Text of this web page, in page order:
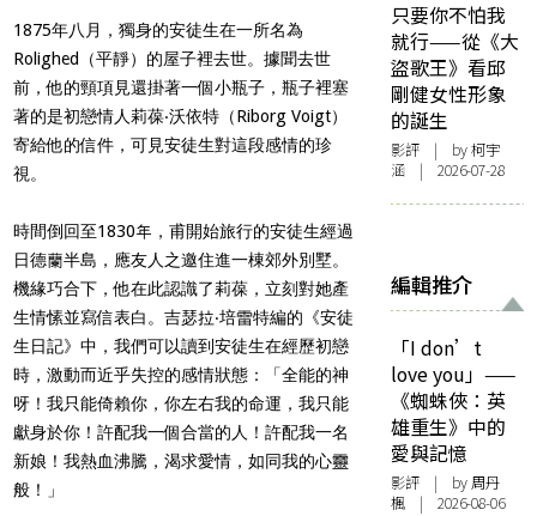
1875年八月，獨身的安徒生在一所名為
Rolighed（平靜）的屋子裡去世。據聞去世
前，他的頸項見還掛著一個小瓶子，瓶子裡塞
著的是初戀情人莉葆‧沃依特（Riborg Voigt）
寄給他的信件，可見安徒生對這段感情的珍
視。
時間倒回至1830年，甫開始旅行的安徒生經過
日德蘭半島，應友人之邀住進一棟郊外別墅。
機緣巧合下，他在此認識了莉葆，立刻對她產
生情愫並寫信表白。吉瑟拉‧培雷特編的《安徒
生日記》中，我們可以讀到安徒生在經歷初戀
時，激動而近乎失控的感情狀態：「全能的神
呀！我只能倚賴你，你左右我的命運，我只能
獻身於你！許配我一個合當的人！許配我一名
新娘！我熱血沸騰，渴求愛情，如同我的心靈
般！」
只要你不怕我
就行——從《大
盜歌王》看邱
剛健女性形象
的誕生
影評 | by 柯宇
涵 | 2026-07-28
編輯推介
「I don’t
love you」——
《蜘蛛俠：英
雄重生》中的
愛與記憶
影評 | by周丹
楓 | 2026-08-06